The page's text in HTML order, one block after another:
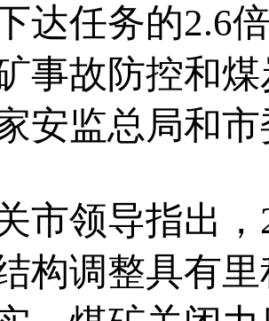
达任务的2.6
事故防控和
安监总局和
领导指出，
构调整具有